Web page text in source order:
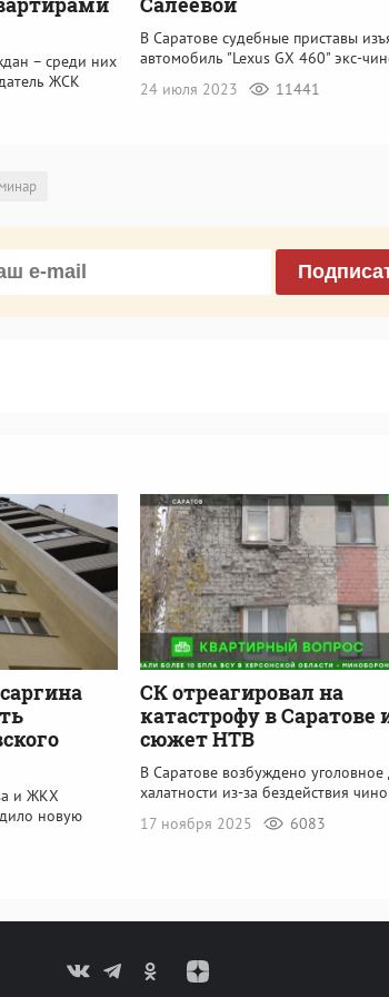
– среди них
ЖСК
В Саратове судебные приставы
автомобиль "Lexus GX 460" экс-
24 июля 2023
11441
и ЖКХ
новую
СК отреагировал на
катастрофу в Саратове
сюжет НТВ
В Саратове возбуждено уголовное
халатности из-за бездействия
17 ноября 2025
6083